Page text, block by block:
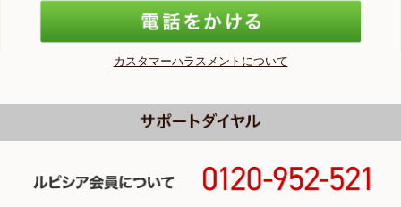
カスタマーハラスメントについて